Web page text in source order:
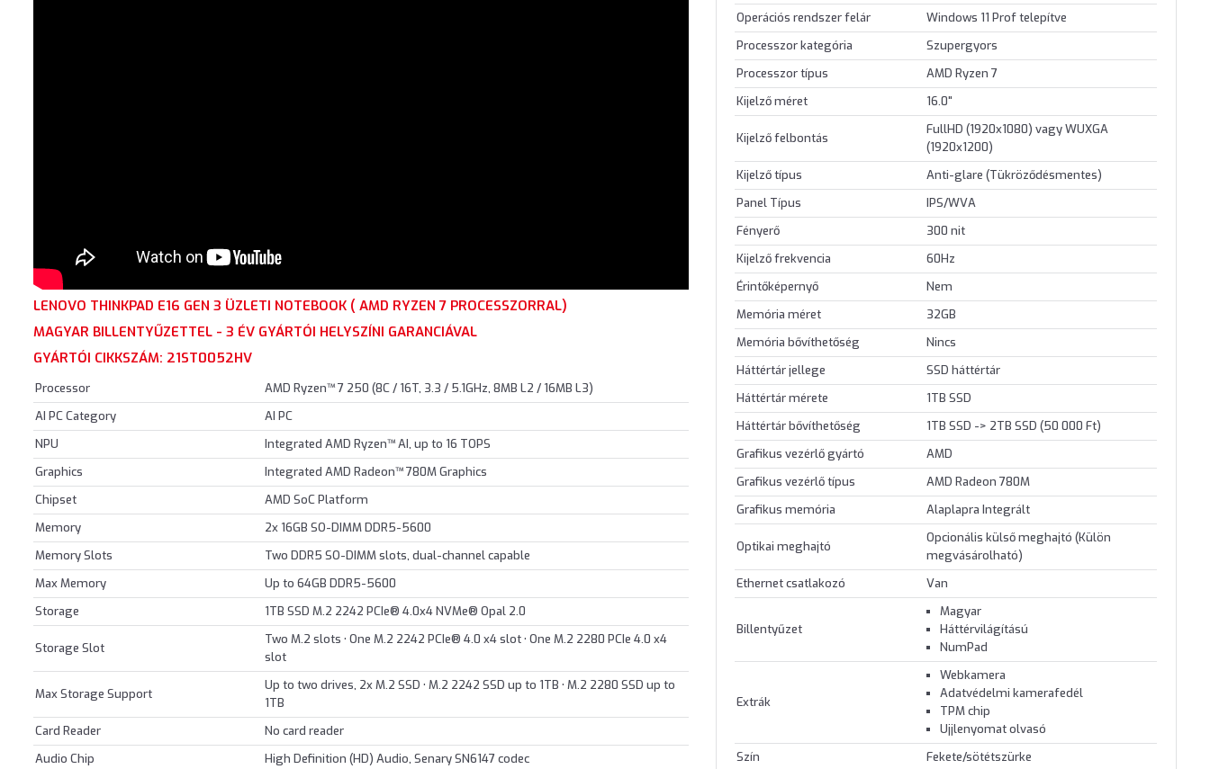
LENOVO THINKPAD E16 GEN 3 ÜZLETI NOTEBOOK ( AMD RYZEN 7 PROCESSZORRAL)
MAGYAR BILLENTYŰZETTEL - 3 ÉV GYÁRTÓI HELYSZÍNI GARANCIÁVAL
GYÁRTÓI CIKKSZÁM: 21ST0052HV
Processor
AMD Ryzen™ 7 250 (8C / 16T, 3.3 / 5.1GHz, 8MB L2 / 16MB L3)
AI PC Category
AI PC
NPU
Integrated AMD Ryzen™ AI, up to 16 TOPS
Graphics
Integrated AMD Radeon™ 780M Graphics
Chipset
AMD SoC Platform
Memory
2x 16GB SO-DIMM DDR5-5600
Memory Slots
Two DDR5 SO-DIMM slots, dual-channel capable
Max Memory
Up to 64GB DDR5-5600
Storage
1TB SSD M.2 2242 PCIe® 4.0x4 NVMe® Opal 2.0
Storage Slot
Two M.2 slots • One M.2 2242 PCIe® 4.0 x4 slot • One M.2 2280 PCIe 4.0 x4
slot
Max Storage Support
Up to two drives, 2x M.2 SSD • M.2 2242 SSD up to 1TB • M.2 2280 SSD up to
1TB
Card Reader
No card reader
Audio Chip
High Definition (HD) Audio, Senary SN6147 codec
Operációs rendszer felár
Windows 11 Prof telepítve
Processzor kategória
Szupergyors
Processzor típus
AMD Ryzen 7
Kijelző méret
16.0"
Kijelző felbontás
FullHD (1920x1080) vagy WUXGA
(1920x1200)
Kijelző típus
Anti-glare (Tükröződésmentes)
Panel Típus
IPS/WVA
Fényerő
300 nit
Kijelző frekvencia
60Hz
Érintőképernyő
Nem
Memória méret
32GB
Memória bővíthetőség
Nincs
Háttértár jellege
SSD háttértár
Háttértár mérete
1TB SSD
Háttértár bővíthetőség
1TB SSD -> 2TB SSD (50 000 Ft)
Grafikus vezérlő gyártó
AMD
Grafikus vezérlő típus
AMD Radeon 780M
Grafikus memória
Alaplapra Integrált
Optikai meghajtó
Opcionális külső meghajtó (Külön
megvásárolható)
Ethernet csatlakozó
Van
Billentyűzet
Magyar
Háttérvilágítású
NumPad
Extrák
Webkamera
Adatvédelmi kamerafedél
TPM chip
Ujjlenyomat olvasó
Szín
Fekete/sötétszürke